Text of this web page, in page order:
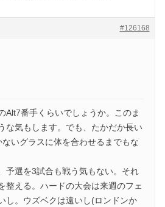
#126168
Alt7番手くらいでしょうか。このま
な気もします。でも、たかだか長い
いグラスに体を合わせるまでもな
予選を3試合も戦う気もない。それ
整える。ハードの大会は来週のフェ
し。ウズベクは遠いし(ロンドンか